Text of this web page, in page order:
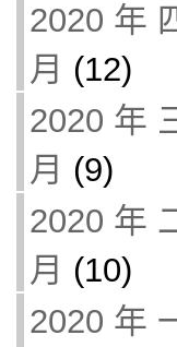
2020 年
月 (12)
2020 年
月 (9)
2020 年
月 (10)
2020 年